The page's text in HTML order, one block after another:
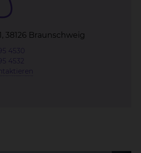
38126 Braunschweig
4530
4532